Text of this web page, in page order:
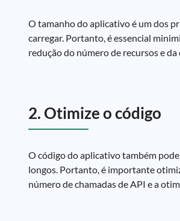
O tamanho do aplicativo é um dos
carregar. Portanto, é essencial
redução do número de recursos e
2. Otimize o código
O código do aplicativo também
longos. Portanto, é importante
número de chamadas de API e a